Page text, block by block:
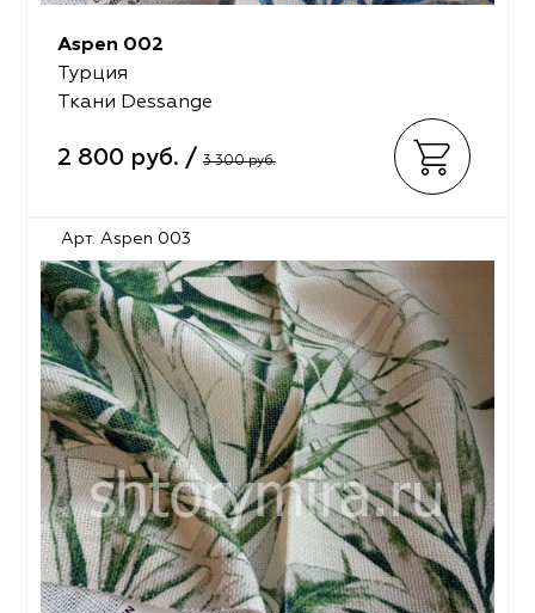
Aspen 002
Турция
Ткани Dessange
2 800 руб. / 3 300 руб.
Арт. Aspen 003